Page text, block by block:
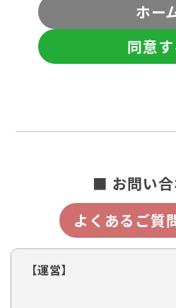
ホー
同意す
■ お問い
よくあるご質
【運営】